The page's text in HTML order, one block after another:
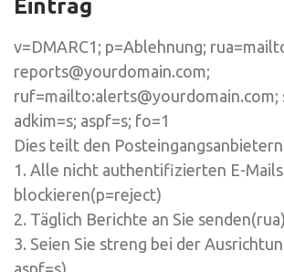
Eintrag
v=DMARC1; p=Ablehnung;
reports@yourdomain.com;
ruf=mailto:alerts@yourdomain.com;
adkim=s; aspf=s; fo=1
Dies teilt den
1. Alle nicht authentifizierten E-Mails
blockieren(p=reject)
2. Täglich Berichte an Sie senden(rua)
3. Seien Sie streng bei der
aspf=s)